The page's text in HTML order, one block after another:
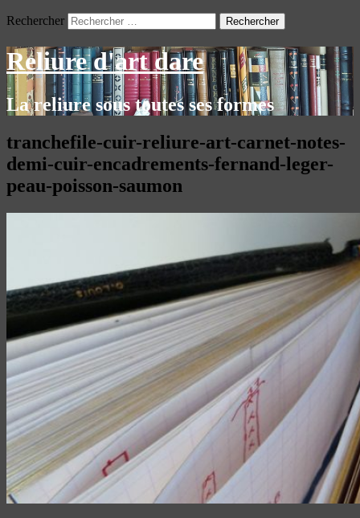
Rechercher
Reliure d'art dare
La reliure sous toutes ses formes
tranchefile-cuir-reliure-art-carnet-notes-
demi-cuir-encadrements-fernand-leger-
peau-poisson-saumon